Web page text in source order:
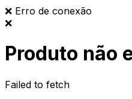
❌ Erro de conexão
❌
Produto não
Failed to fetch